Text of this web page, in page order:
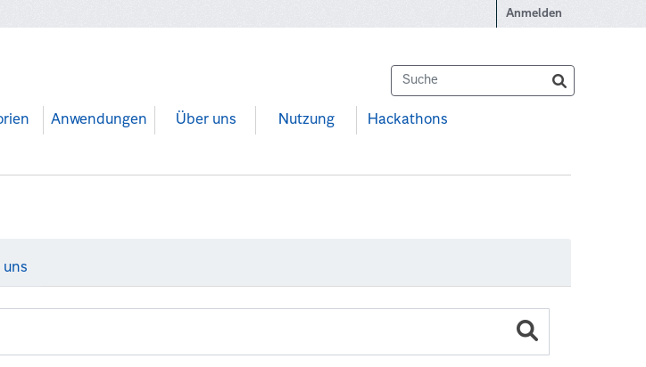
Anmelden
Anwendungen Über uns Nutzung Hackathons
uns